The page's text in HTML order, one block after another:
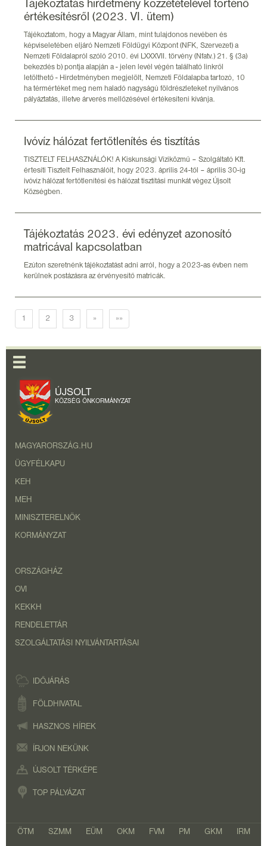
Tájékoztatás hirdetmény közzétételével történő
értékesítésről (2023. VI. ütem)
Tájékoztatom, hogy a Magyar Állam, mint tulajdonos nevében és
képviseletében eljáró Nemzeti Földügyi Központ (NFK, Szervezet) a
Nemzeti Földalapról szóló 2010. évi LXXXVII. törvény (Nfatv.) 21. § (3a)
bekezdés b) pontja alapján a - jelen levél végén található linkről
letölthető - Hirdetményben megjelölt, Nemzeti Földalapba tartozó, 10
ha térmértéket meg nem haladó nagyságú földrészleteket nyilvános
pályáztatás, illetve árverés mellőzésével értékesíteni kívánja.
Ivóvíz hálózat fertőtlenítés és tisztítás
TISZTELT FELHASZNÁLÓK! A Kiskunsági Víziközmű – Szolgáltató Kft.
értesíti Tisztelt Felhasználóit, hogy 2023. április 24-től – április 30-ig
ivóvíz hálózat fertőtlenítési és hálózat tisztítási munkát végez Újsolt
Községben.
Tájékoztatás 2023. évi edényzet azonosító
matricával kapcsolatban
Ezúton szeretnénk tájékoztatást adni arról, hogy a 2023-as évben nem
kerülnek postázásra az érvényesítő matricák.
1 2 3 » »»
ÚJSOLT
KÖZSÉG ÖNKORMÁNYZAT
MAGYARORSZÁG.HU
ÜGYFÉLKAPU
KEH
MEH
MINISZTERELNÖK
KORMÁNYZAT
ORSZÁGHÁZ
OVI
KEKKH
RENDELETTÁR
SZOLGÁLTATÁSI NYILVÁNTARTÁSAI
IDŐJÁRÁS
FÖLDHIVATAL
HASZNOS HÍREK
ÍRJON NEKÜNK
ÚJSOLT TÉRKÉPE
TOP PÁLYÁZAT
ÖTM SZMM EÜM OKM FVM PM GKM IRM